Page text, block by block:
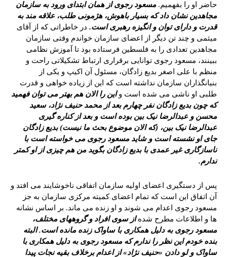
حاضر او را بفهمیم. مسعود رجوی از همان ابتدای ورود به سازمان
مجاهدین نشان داد که بسیار باهوش، هژمونی طلب، علاقه مند به
قدرت و دارای توان و انگیزه رهبری است. در خاطراتی که از آقای
میثمی و چند تن دیگر از اعضای سازمان خواندم وقتی سازمان
مجاهدین تعدادی را به فلسطین فرستاده بود تا آموزش نظامی
ببینند، مسعود رجوی توانایی برقراری ارتباط تشکیلاتی راحت و
منظم با علی اصغر بدیع زادگان، مسئول آن اکیپ و یکی از
بنیانگذاران سازمان نداشته است که این از زیاده خواهی و قدرت
طلبی او ناشی می شده است واین را الان هم بهتر می توان فهمید
که چون بدیع زادگان نفر چهارم بعد از محمد حنیف نژاد، سعید
محسن و عبدالرضا نیک بین بوده است و بعد از کناره گیری
عبدالرضا نیک بین، (که الان موضوع بحث ما نیست) بدیع زادگان
جای او نشسته است و شاید مسعود رجوی می خواسته است با
ناسازگاری غیر عمدی با بدیع زادگان بگوید من هم چیزی از او کمتر
ندارم.
پس از دستگیری اعضای اولیه سازمان اتفاقی ناخوشایند می افتد و
آن اتفاق این است که تمام اعضای کمیته مرکزی سازمان به جز
مسعود رجوی اعدام می شوند و او زنده می ماند. بر اساس نشانه
ها و اطلاعات مطرح شدهاز سوی افراد و گروههای مختلف،
مسعود رجوی به دلیل همکاری با ساواک زنده مانده است. البته
بنده خودم این نظر را ندارم که مسعود رجوی به دلیل همکاری با
ساواک و لو دادن «حنیف نژاد» از اعدام برخلاف بقیه نجات پیدا